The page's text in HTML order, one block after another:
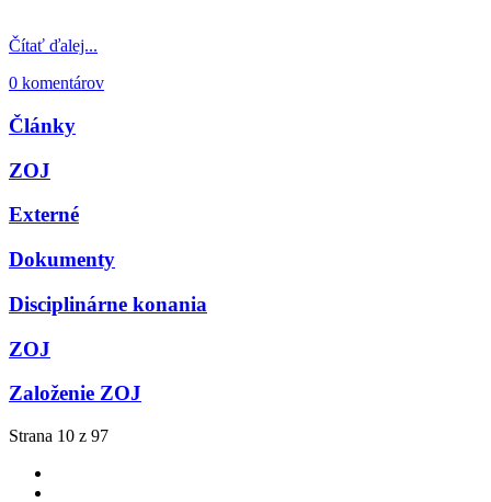
Čítať ďalej...
0 komentárov
Články
ZOJ
Externé
Dokumenty
Disciplinárne konania
ZOJ
Založenie ZOJ
Strana 10 z 97